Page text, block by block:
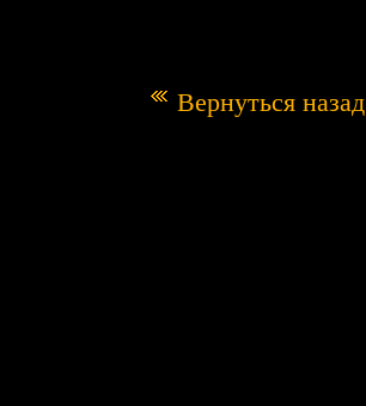
Вернуться назад